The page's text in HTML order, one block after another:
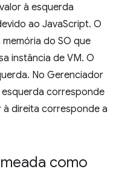
à esquerda
ao JavaScript. O
do SO que
instância de VM. O
No Gerenciador
corresponde
à direita corresponde a
como